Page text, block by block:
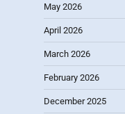
May 2026
April 2026
March 2026
February 2026
December 2025